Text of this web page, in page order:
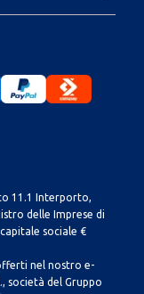
11.1 Interporto,
delle Imprese di
sociale €
nel nostro e-
società del Gruppo